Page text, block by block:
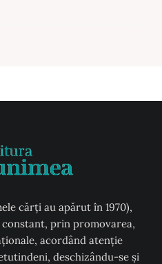
cărți au apărut în 1970),
prin promovarea,
acordând atenţie
deschizându-se şi